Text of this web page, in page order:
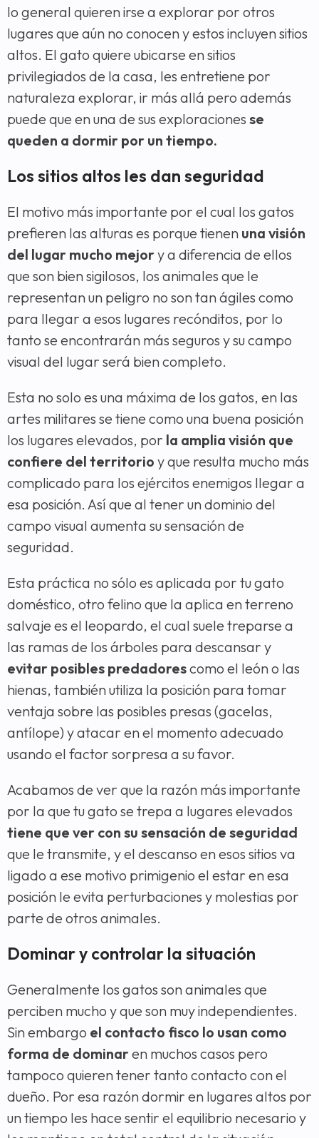
lo general quieren irse a explorar por otros
lugares que aún no conocen y estos incluyen sitios
altos. El gato quiere ubicarse en sitios
privilegiados de la casa, les entretiene por
naturaleza explorar, ir más allá pero además
puede que en una de sus exploraciones se
queden a dormir por un tiempo.
Los sitios altos les dan seguridad
El motivo más importante por el cual los gatos
prefieren las alturas es porque tienen una visión
del lugar mucho mejory a diferencia de ellos
que son bien sigilosos, los animales que le
representan un peligro no son tan ágiles como
para llegar a esos lugares recónditos, por lo
tanto se encontrarán más seguros y su campo
visual del lugar será bien completo.
Esta no solo es una máxima de los gatos, en las
artes militares se tiene como una buena posición
los lugares elevados, por la amplia visión que
confiere del territorio y que resulta mucho más
complicado para los ejércitos enemigos llegar a
esa posición. Así que al tener un dominio del
campo visual aumenta su sensación de
seguridad.
Esta práctica no sólo es aplicada por tu gato
doméstico, otro felino que la aplica en terreno
salvaje es el leopardo, el cual suele treparse a
las ramas de los árboles para descansar y
evitar posibles predadorescomo el león o las
hienas, también utiliza la posición para tomar
ventaja sobre las posibles presas (gacelas,
antílope) y atacar en el momento adecuado
usando el factor sorpresa a su favor.
Acabamos de ver que la razón más importante
por la que tu gato se trepa a lugares elevados
tiene que ver con su sensación de seguridad
que le transmite, y el descanso en esos sitios va
ligado a ese motivo primigenio el estar en esa
posición le evita perturbaciones y molestias por
parte de otros animales.
Dominar y controlar la situación
Generalmente los gatos son animales que
perciben mucho y que son muy independientes.
Sin embargo el contacto fisco lo usan como
forma de dominaren muchos casos pero
tampoco quieren tener tanto contacto con el
dueño. Por esa razón dormir en lugares altos por
un tiempo les hace sentir el equilibrio necesario y